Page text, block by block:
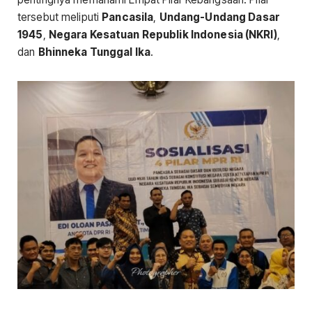
tersebut meliputi Pancasila, Undang-Undang Dasar
1945, Negara Kesatuan Republik Indonesia (NKRI),
dan Bhinneka Tunggal Ika.